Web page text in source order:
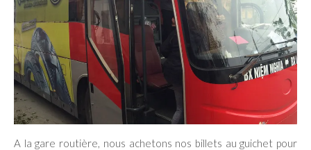
A la gare routière, nous achetons nos billets au guichet pour